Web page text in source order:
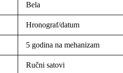
Bela
Hronograf/datum
5 godina na mehanizam
Ručni satovi